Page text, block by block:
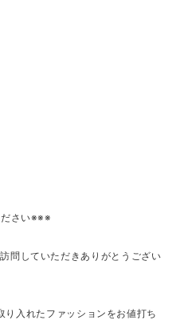
さい※※※
問していただきありがとうござい
り入れたファッションをお値打ち